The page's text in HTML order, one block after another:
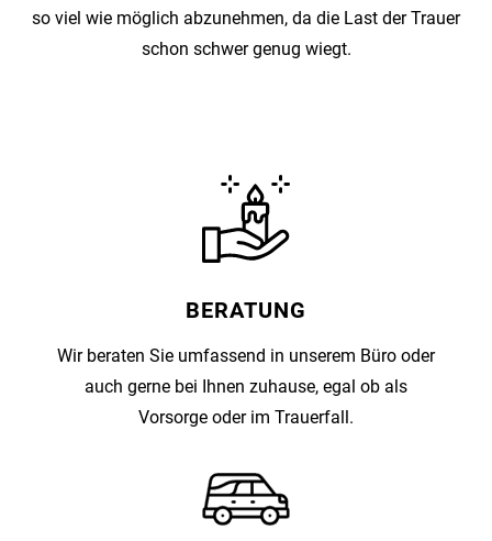
so viel wie möglich abzunehmen, da die Last der Trauer
schon schwer genug wiegt.
BERATUNG
Wir beraten Sie umfassend in unserem Büro oder
auch gerne bei Ihnen zuhause, egal ob als
Vorsorge oder im Trauerfall.